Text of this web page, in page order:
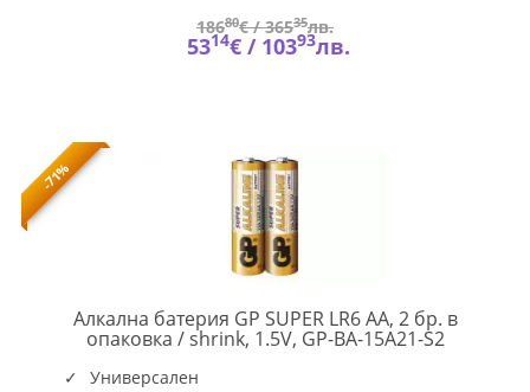
18680€ /36535лв.
5314€ / 10393лв.
-71%
Алкална батерия GP SUPER LR6 AA, 2 бр. в
опаковка / shrink, 1.5V, GP-BA-15A21-S2GP-
Универсален